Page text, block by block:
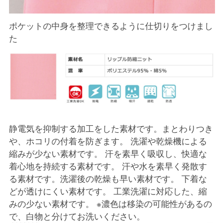
ポケットの中身を整理できるように仕切りをつけまし
た
静電気を抑制する加工をした素材です。まとわりつき
や、ホコリの付着を防ぎます。 洗濯や乾燥機による
縮みが少ない素材です。 汗を素早く吸収し、快適な
着心地を持続する素材です。 汗や水を素早く発散す
る素材です。洗濯後の乾燥も早い素材です。 下着な
どが透けにくい素材です。 工業洗濯に対応した、縮
みの少ない素材です。 ※濃色は移染の可能性があるの
で、白物と分けてお洗いください。